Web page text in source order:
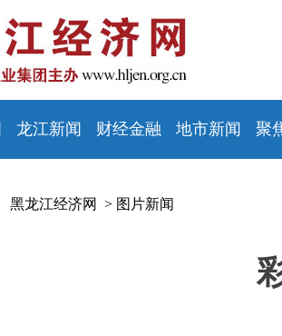
龙江新闻 财经金融 地市新闻 聚
黑龙江经济网 > 图片新闻